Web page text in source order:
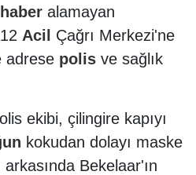
haber alamayan
Acil
Çağrı Merkezi'ne
adrese polis ve sağlık
ekibi, çilingire kapıyı
kokudan dolayı maske
Bekelaar'ın